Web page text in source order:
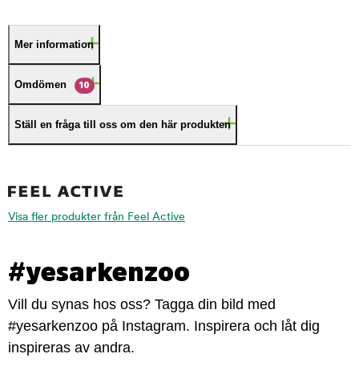
Mer information
Omdömen 10
Ställ en fråga till oss om den här produkten
Visa fler produkter från Feel Active
#yesarkenzoo
Vill du synas hos oss? Tagga din bild med
#yesarkenzoo på Instagram. Inspirera och låt dig
inspireras av andra.